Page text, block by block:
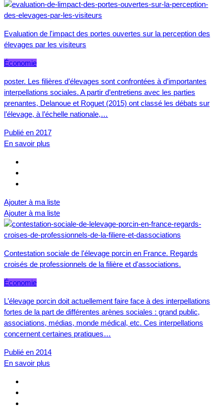
Evaluation de l'impact des portes ouvertes sur la perception des
élevages par les visiteurs
Économie
poster. Les filières d’élevages sont confrontées à d’importantes
interpellations sociales. A partir d’entretiens avec les parties
prenantes, Delanoue et Roguet (2015) ont classé les débats sur
l’élevage, à l’échelle nationale,…
Publié en 2017
En savoir plus
Ajouter à ma liste
Ajouter à ma liste
Contestation sociale de l'élevage porcin en France. Regards
croisés de professionnels de la filière et d'associations.
Économie
L’élevage porcin doit actuellement faire face à des interpellations
fortes de la part de différentes arènes sociales : grand public,
associations, médias, monde médical, etc. Ces interpellations
concernent certaines pratiques…
Publié en 2014
En savoir plus